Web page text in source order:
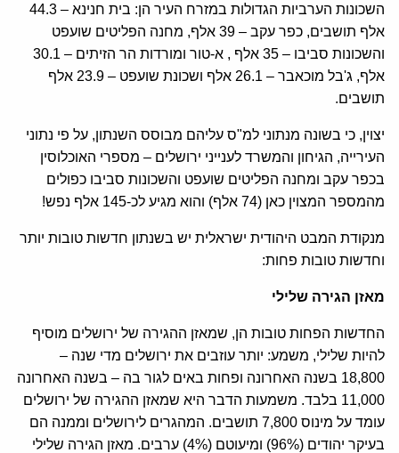
השכונות הערביות הגדולות במזרח העיר הן: בית חנינא – 44.3
אלף תושבים, כפר עקב – 39 אלף, מחנה הפליטים שועפט
והשכונות סביבו – 35 אלף , א-טור ומורדות הר הזיתים – 30.1
אלף, ג'בל מוכאבר – 26.1 אלף ושכונת שועפט – 23.9 אלף
תושבים.
יצוין, כי בשונה מנתוני למ"ס עליהם מבוסס השנתון, על פי נתוני
העירייה, הגיחון והמשרד לענייני ירושלים – מספרי האוכלוסין
בכפר עקב ומחנה הפליטים שועפט והשכונות סביבו כפולים
מהמספר המצוין כאן (74 אלף) והוא מגיע לכ-145 אלף נפש!
מנקודת המבט היהודית ישראלית יש בשנתון חדשות טובות יותר
וחדשות טובות פחות:
מאזן הגירה שלילי
החדשות הפחות טובות הן, שמאזן ההגירה של ירושלים מוסיף
להיות שלילי, משמע: יותר עוזבים את ירושלים מדי שנה –
18,800 בשנה האחרונה ופחות באים לגור בה – בשנה האחרונה
11,000 בלבד. משמעות הדבר היא שמאזן ההגירה של ירושלים
עומד על מינוס 7,800 תושבים. המהגרים לירושלים וממנה הם
בעיקר יהודים (96%) ומיעוטם (4%) ערבים. מאזן הגירה שלילי